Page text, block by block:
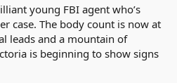
young FBI agent who’s
case. The body count is now at
leads and a mountain of
is beginning to show signs